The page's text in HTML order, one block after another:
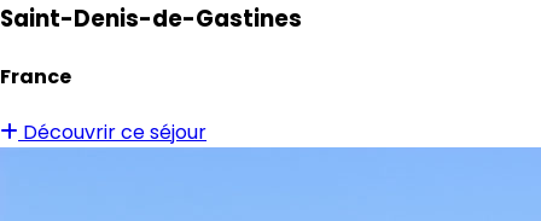
Saint-Denis-de-Gastines
France
Découvrir ce séjour